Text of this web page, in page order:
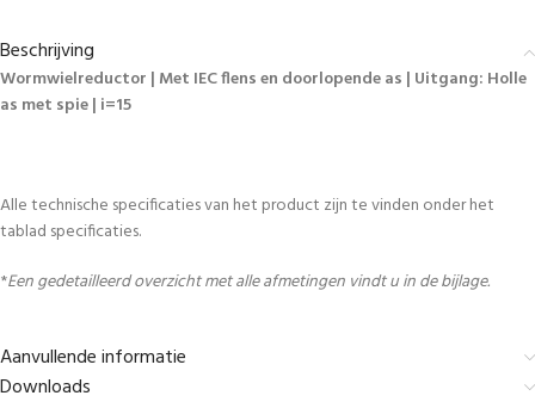
Beschrijving
Wormwielreductor | Met IEC flens en doorlopende as | Uitgang: Holle
as met spie | i=15
Alle technische specificaties van het product zijn te vinden onder het
tablad specificaties.
*Een gedetailleerd overzicht met alle afmetingen vindt u in de bijlage.
Aanvullende informatie
Downloads